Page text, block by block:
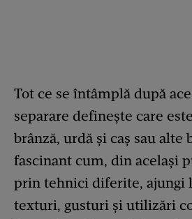
Tot ce se întâmplă după
separare definește care
brânză, urdă şi caş sau alte
fascinant cum, din același
prin tehnici diferite, ajungi
texturi, gusturi și utilizări